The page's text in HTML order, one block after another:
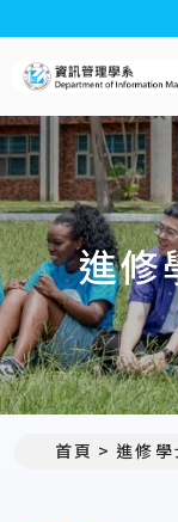
進修
首頁 進修學